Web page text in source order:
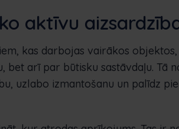
aktīvu
kas darbojas vairākos
bet arī par būtisku sastāvdaļu. Tā
uzlabo izmantošanu un palīdz